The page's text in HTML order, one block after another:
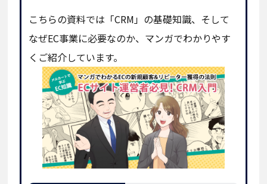
こちらの資料では「CRM」の基礎知識、そして
なぜEC事業に必要なのか、マンガでわかりやす
くご紹介しています。